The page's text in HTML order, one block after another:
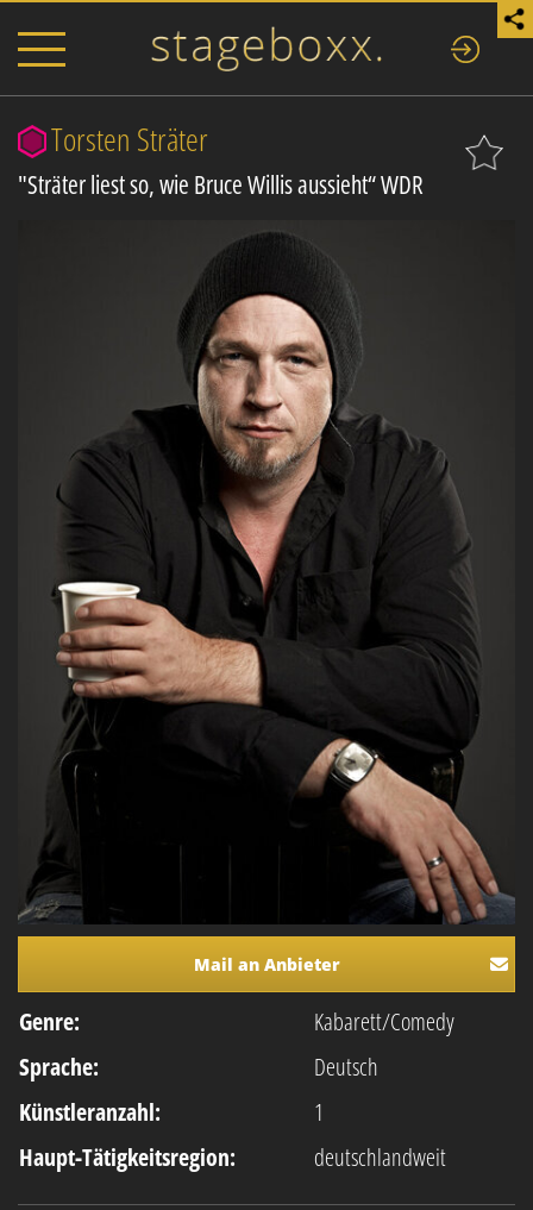
Torsten Sträter
"Sträter liest so, wie Bruce Willis aussieht“ WDR
Mail an Anbieter
Genre:
Kabarett/Comedy
Sprache:
Deutsch
Künstleranzahl:
1
Haupt-Tätigkeitsregion:
deutschlandweit